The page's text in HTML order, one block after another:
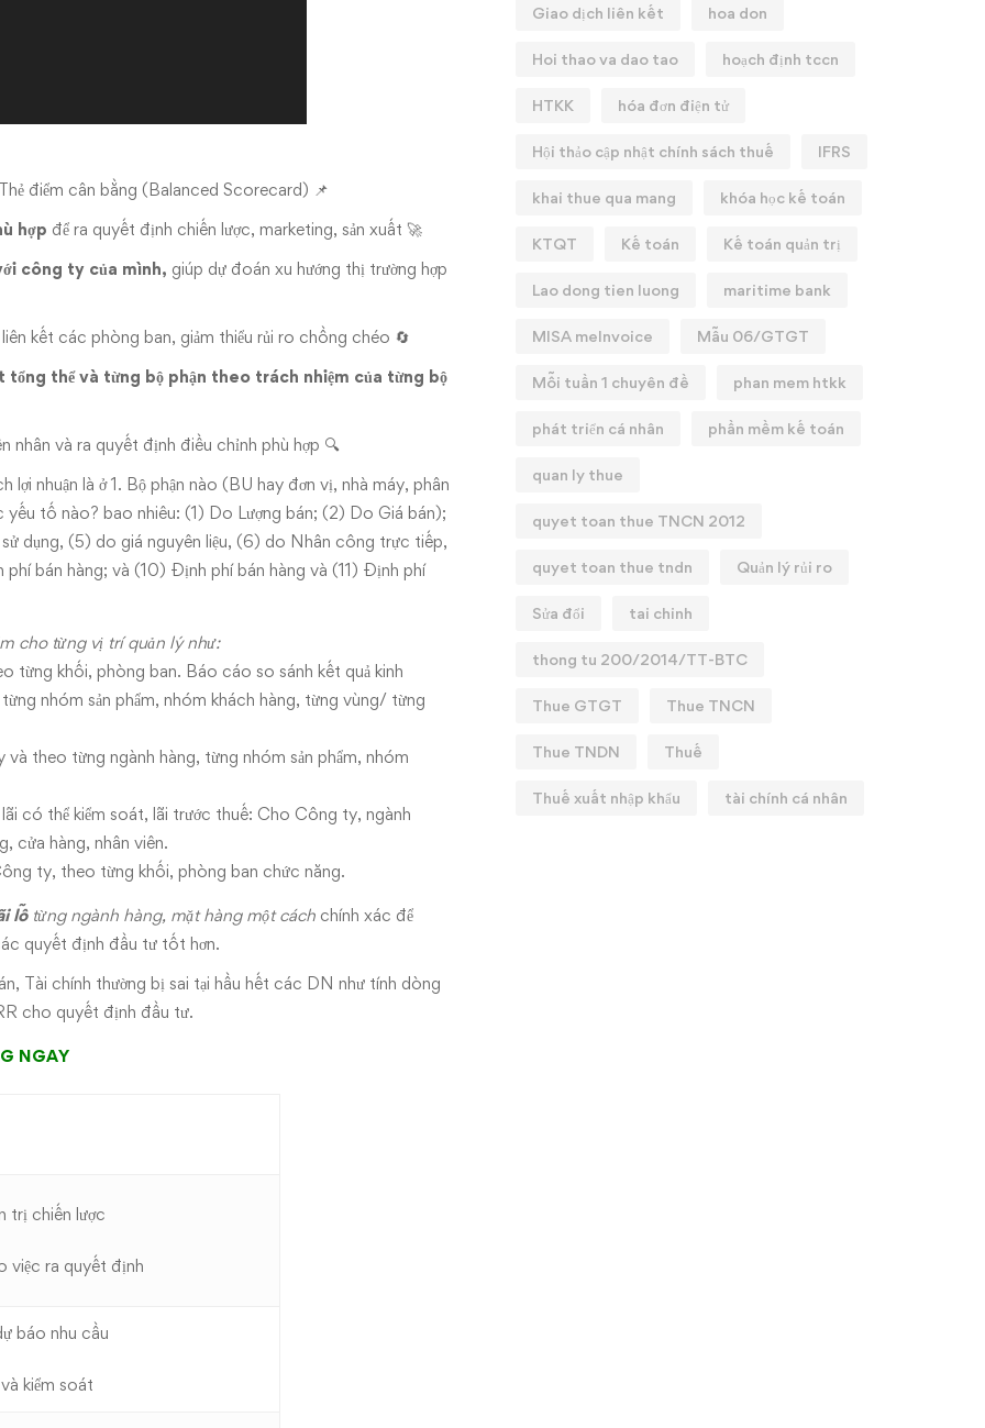
điểm cân bằng (Balanced Scorecard) 📌
hợp để ra quyết định chiến lược, marketing, sản xuất 🚀
công ty của mình, giúp dự đoán xu hướng thị trường hợp
liên kết các phòng ban, giảm thiểu rủi ro chồng chéo 🔄
tổng thể và từng bộ phận theo trách nhiệm của từng bộ
nhân và ra quyết định điều chỉnh phù hợp 🔍
nhuận là ở 1. Bộ phận nào (BU hay đơn vị, nhà máy, phân
tố nào? bao nhiêu: (1) Do Lượng bán; (2) Do Giá bán);
dụng, (5) do giá nguyên liệu, (6) do Nhân công trực tiếp,
bán hàng; và (10) Định phí bán hàng và (11) Định phí
cho từng vị trí quản lý như:
khối, phòng ban. Báo cáo so sánh kết quả kinh
nhóm sản phẩm, nhóm khách hàng, từng vùng/ từng
theo từng ngành hàng, từng nhóm sản phẩm, nhóm
có thể kiểm soát, lãi trước thuế: Cho Công ty, ngành
cửa hàng, nhân viên.
ty, theo từng khối, phòng ban chức năng.
lỗ từng ngành hàng, mặt hàng một cách chính xác để
quyết định đầu tư tốt hơn.
Tài chính thường bị sai tại hầu hết các DN như tính dòng
cho quyết định đầu tư.
NGAY
trị chiến lược
việc ra quyết định
báo nhu cầu
kiểm soát
Giao dịch liên kết hoa don
Hoi thao va dao tao hoạch định tccn
HTKK hóa đơn điện tử
Hội thảo cập nhật chính sách thuế IFRS
khai thue qua mang khóa học kế toán
KTQT Kế toán Kế toán quản trị
Lao dong tien luong maritime bank
MISA meInvoice Mẫu 06/GTGT
Mỗi tuần 1 chuyên đề phan mem htkk
phát triển cá nhân phần mềm kế toán
quan ly thue
quyet toan thue TNCN 2012
quyet toan thue tndn Quản lý rủi ro
Sửa đổi tai chinh
thong tu 200/2014/TT-BTC
Thue GTGT Thue TNCN
Thue TNDN Thuế
Thuế xuất nhập khẩu tài chính cá nhân